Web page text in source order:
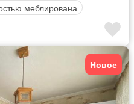
меблирована
Новое